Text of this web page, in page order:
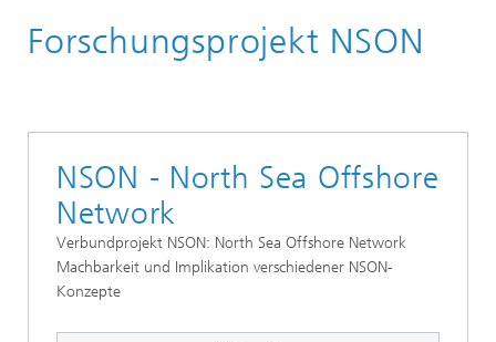
Projekte
Forschungsprojekt NSON
NSON - North Sea Offshore
Network
Verbundprojekt NSON: North Sea Offshore Network
Machbarkeit und Implikation verschiedener NSON-
Konzepte